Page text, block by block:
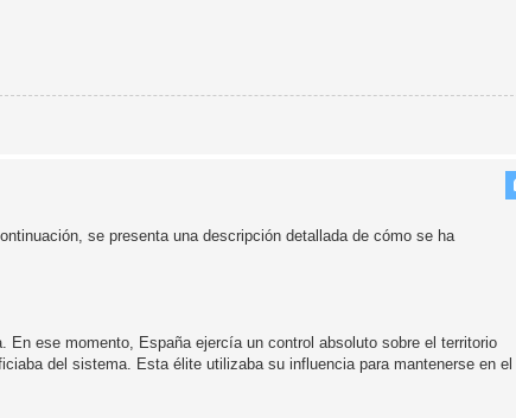
se presenta una descripción detallada de cómo se ha
ese momento, España ejercía un control absoluto sobre el territorio
del sistema. Esta élite utilizaba su influencia para mantenerse en el